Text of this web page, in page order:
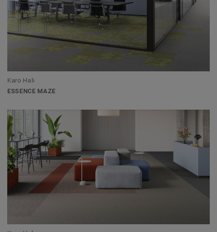
Karo Halı
ESSENCE MAZE